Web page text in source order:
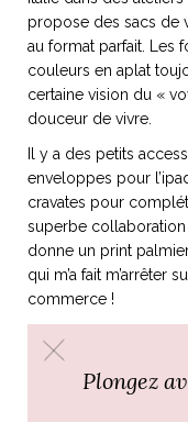
propose des sacs de
au format parfait. Les
couleurs en aplat
certaine vision du «
douceur de vivre.
Il y a des petits
enveloppes pour
cravates pour
superbe collaboration
donne un print
qui m’a fait m’arrêter
commerce !
http://almare-
Point de vente :
Plongez